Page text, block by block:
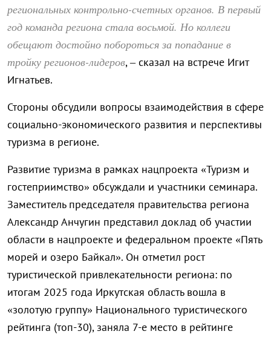
региональных контрольно-счетных органов. В первый
год команда региона стала восьмой. Но коллеги
обещают достойно побороться за попадание в
тройку регионов-лидеров, – сказал на встрече Игит
Игнатьев.
Стороны обсудили вопросы взаимодействия в сфере
социально-экономического развития и перспективы
туризма в регионе.
Развитие туризма в рамках нацпроекта «Туризм и
гостеприимство» обсуждали и участники семинара.
Заместитель председателя правительства региона
Александр Анчугин представил доклад об участии
области в нацпроекте и федеральном проекте «Пять
морей и озеро Байкал». Он отметил рост
туристической привлекательности региона: по
итогам 2025 года Иркутская область вошла в
«золотую группу» Национального туристического
рейтинга (топ-30), заняла 7-е место в рейтинге